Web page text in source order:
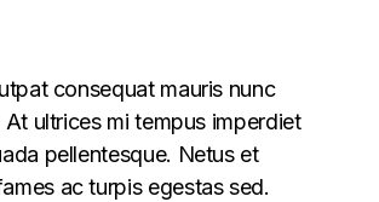
consequat mauris nunc
At ultrices mi tempus imperdiet
pellentesque. Netus et
ac turpis egestas sed.